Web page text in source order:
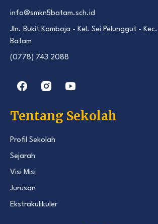
info@smkn5batam.sch.id
Jln. Bukit Kamboja - Kel. Sei Pelunggut -
Batam
(0778) 743 2088
Tentang Sekolah
Profil Sekolah
Sejarah
Visi Misi
Jurusan
Ekstrakulikuler